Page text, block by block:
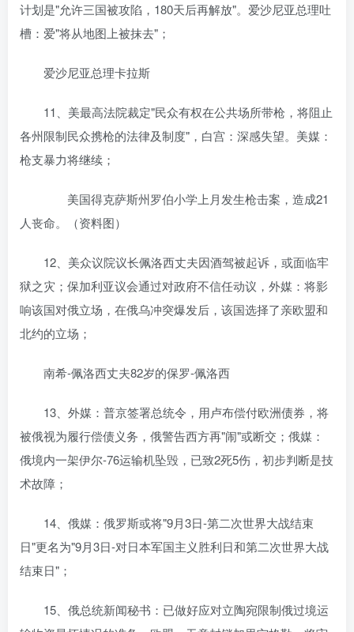
计划是"允许三国被攻陷，180天后再解放"。爱沙尼亚总理吐
槽：爱"将从地图上被抹去"；
爱沙尼亚总理卡拉斯
11、美最高法院裁定"民众有权在公共场所带枪，将阻止
各州限制民众携枪的法律及制度"，白宫：深感失望。美媒：
枪支暴力将继续；
美国得克萨斯州罗伯小学上月发生枪击案，造成21
人丧命。（资料图）
12、美众议院议长佩洛西丈夫因酒驾被起诉，或面临牢
狱之灾；保加利亚议会通过对政府不信任动议，外媒：将影
响该国对俄立场，在俄乌冲突爆发后，该国选择了亲欧盟和
北约的立场；
南希-佩洛西丈夫82岁的保罗-佩洛西
13、外媒：普京签署总统令，用卢布偿付欧洲债券，将
被俄视为履行偿债义务，俄警告西方再"闹"或断交；俄媒：
俄境内一架伊尔-76运输机坠毁，已致2死5伤，初步判断是技
术故障；
14、俄媒：俄罗斯或将"9月3日-第二次世界大战结束
日"更名为"9月3日-对日本军国主义胜利日和第二次世界大战
结束日"；
15、俄总统新闻秘书：已做好应对立陶宛限制俄过境运